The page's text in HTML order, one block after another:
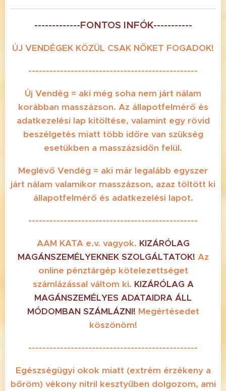
-------------FONTOS INFÓK-----------
ÚJ VENDÉGEK KÖZÜL CSAK NŐKET FOGADOK!
------------------------------------------------
Új Vendég = aki még soha nem járt nálam
korábban masszázson. Az állapotfelmérő és
adatkezelési lap kitöltése, valamint egy rövid
beszélgetés miatt több időre van szükség
esetükben a masszázsidőn felül.
Meglévő Vendég = aki már legalább egyszer
járt nálam valamikor masszázson, azaz töltött ki
állapotfelmérő és adatkezelési lapot.
------------------------------------------------
AAM KATA e.v. vagyok. KIZÁRÓLAG
MAGÁNSZEMÉLYEKNEK SZOLGÁLTATOK! Az
online pénztárgép kötelezettséget
számlázással váltom ki. KIZÁRÓLAG A
MAGÁNSZEMÉLYES ADATAIDRA ÁLL
MÓDOMBAN SZÁMLÁZNI! Megértésedet
köszönöm!
------------------------------------------------
Egészségügyi okok miatt (extrém érzékeny a
bőröm) vékony nitril kesztyűben dolgozom, ami